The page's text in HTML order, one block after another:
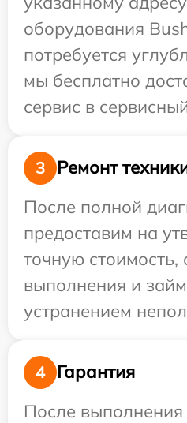
оборудования
потребуется
мы бесплатно
сервис в
3
Ремонт
После полной
предоставим на
точную стоимость,
выполнения и
устранением
4
Гарантия
После выполнения